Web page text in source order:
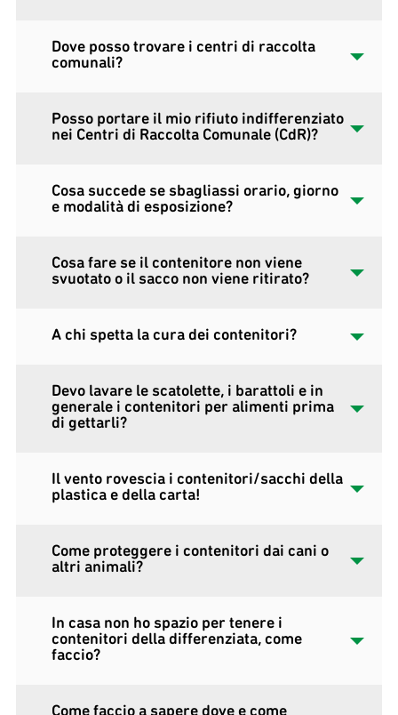
Dove posso trovare i centri di raccolta
comunali?
Posso portare il mio rifiuto indifferenziato
nei Centri di Raccolta Comunale (CdR)?
Cosa succede se sbagliassi orario, giorno
e modalità di esposizione?
Cosa fare se il contenitore non viene
svuotato o il sacco non viene ritirato?
A chi spetta la cura dei contenitori?
Devo lavare le scatolette, i barattoli e in
generale i contenitori per alimenti prima
di gettarli?
Il vento rovescia i contenitori/sacchi della
plastica e della carta!
Come proteggere i contenitori dai cani o
altri animali?
In casa non ho spazio per tenere i
contenitori della differenziata, come
faccio?
Come faccio a sapere dove e come